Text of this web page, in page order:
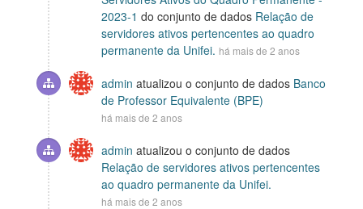
2023-1 do conjunto de dados Relação de
servidores ativos pertencentes ao quadro
permanente da Unifei. há mais de 2 anos
admin atualizou o conjunto de dados Banco
de Professor Equivalente (BPE)
há mais de 2 anos
admin atualizou o conjunto de dados
Relação de servidores ativos pertencentes
ao quadro permanente da Unifei.
há mais de 2 anos